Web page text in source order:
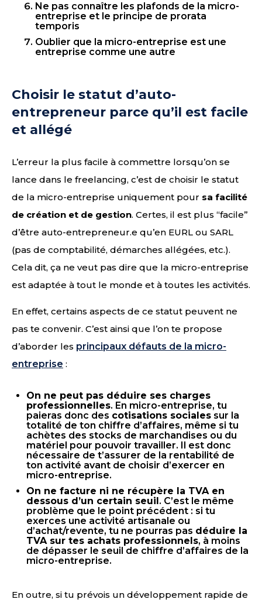
Ne pas connaître les plafonds de la micro-
entreprise et le principe de prorata
temporis
Oublier que la micro-entreprise est une
entreprise comme une autre
Choisir le statut d’auto-
entrepreneur parce qu’il est facile
et allégé
L’erreur la plus facile à commettre lorsqu’on se
lance dans le freelancing, c’est de choisir le statut
de la micro-entreprise uniquement pour sa facilité
de création et de gestion. Certes, il est plus “facile”
d’être auto-entrepreneur.e qu’en EURL ou SARL
(pas de comptabilité, démarches allégées, etc.).
Cela dit, ça ne veut pas dire que la micro-entreprise
est adaptée à tout le monde et à toutes les activités.
En effet, certains aspects de ce statut peuvent ne
pas te convenir. C’est ainsi que l’on te propose
d’aborder les principaux défauts de la micro-
entreprise :
On ne peut pas déduire ses charges
professionnelles. En micro-entreprise, tu
paieras donc des cotisations sociales sur la
totalité de ton chiffre d’affaires, même si tu
achètes des stocks de marchandises ou du
matériel pour pouvoir travailler. Il est donc
nécessaire de t’assurer de la rentabilité de
ton activité avant de choisir d’exercer en
micro-entreprise.
On ne facture ni ne récupère la TVA en
dessous d’un certain seuil. C’est le même
problème que le point précédent : si tu
exerces une activité artisanale ou
d’achat/revente, tu ne pourras pas déduire la
TVA sur tes achats professionnels, à moins
de dépasser le seuil de chiffre d’affaires de la
micro-entreprise.
En outre, si tu prévois un développement rapide de